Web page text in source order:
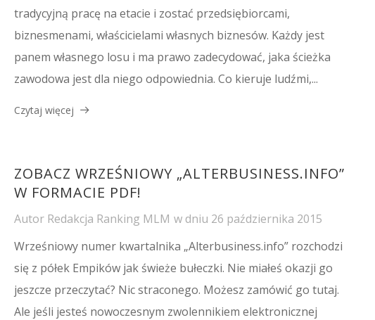
tradycyjną pracę na etacie i zostać przedsiębiorcami,
biznesmenami, właścicielami własnych biznesów. Każdy jest
panem własnego losu i ma prawo zadecydować, jaka ścieżka
zawodowa jest dla niego odpowiednia. Co kieruje ludźmi,...
Czytaj więcej
ZOBACZ WRZEŚNIOWY „ALTERBUSINESS.INFO”
W FORMACIE PDF!
Autor Redakcja Ranking MLM w dniu 26 października 2015
Wrześniowy numer kwartalnika „Alterbusiness.info” rozchodzi
się z półek Empików jak świeże bułeczki. Nie miałeś okazji go
jeszcze przeczytać? Nic straconego. Możesz zamówić go tutaj.
Ale jeśli jesteś nowoczesnym zwolennikiem elektronicznej